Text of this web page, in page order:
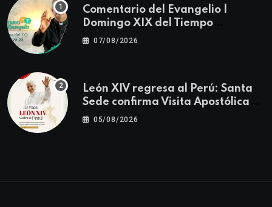
Comentario del Evangelio |
Domingo XIX del Tiempo
Ordinario | Mateo 14, 22-23
07/08/2026
León XIV regresa al Perú: Santa
Sede confirma Visita Apostólica
del 11 al 17 de noviembre
05/08/2026